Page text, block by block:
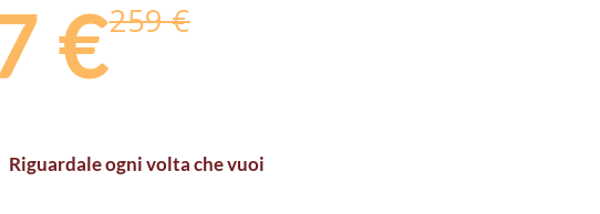
€259 €
Riguardale ogni volta che vuoi